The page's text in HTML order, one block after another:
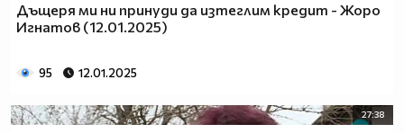
Дъщеря ми ни принуди да изтеглим кредит - Жоро
Игнатов (12.01.2025)
95 12.01.2025
27:38